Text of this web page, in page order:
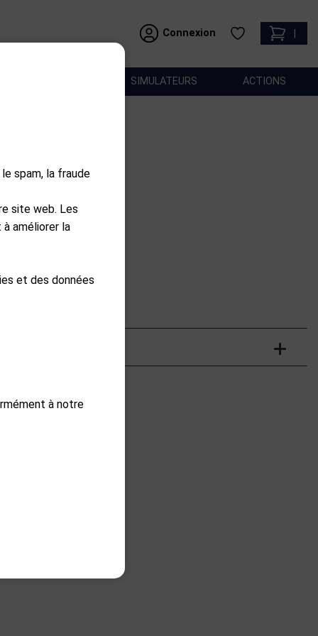
Connexion
SIMULATEURS ACTIONS
lithium 11ah
spam, la fraude
site web. Les
améliorer la
et des données
à notre